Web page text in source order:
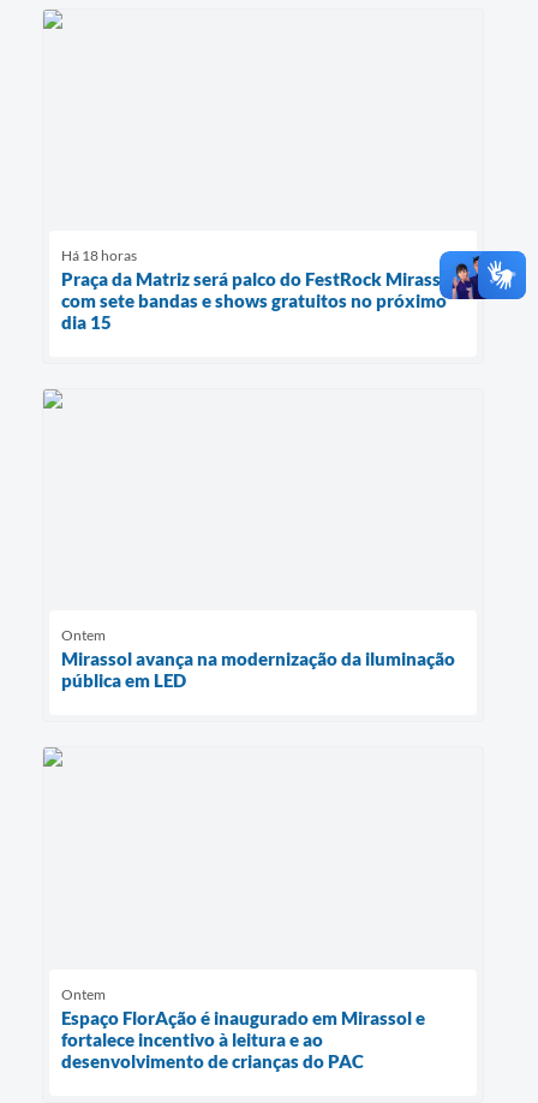
Há 18 horas
Praça da Matriz será palco do FestRock Mirassol
com sete bandas e shows gratuitos no próximo
dia 15
Ontem
Mirassol avança na modernização da iluminação
pública em LED
Ontem
Espaço FlorAção é inaugurado em Mirassol e
fortalece incentivo à leitura e ao
desenvolvimento de crianças do PAC